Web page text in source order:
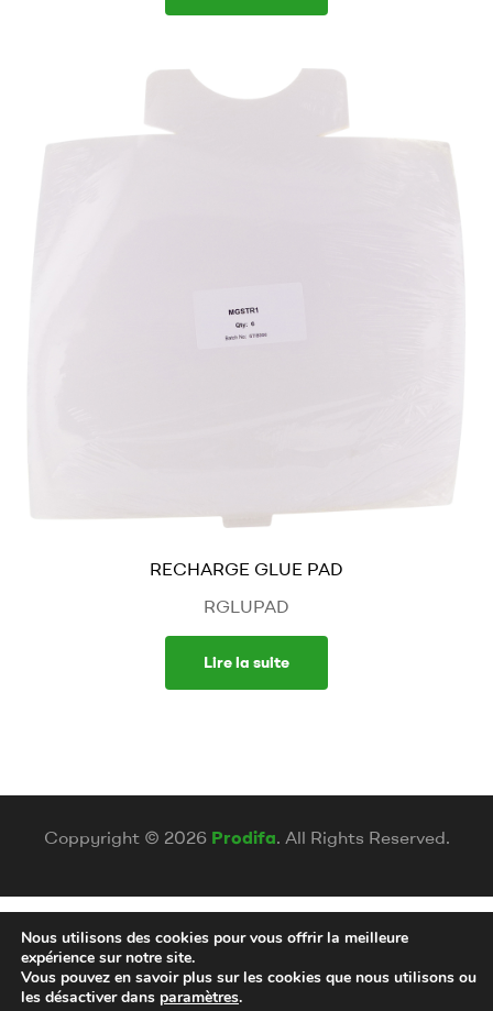
RECHARGE GLUE PAD
RGLUPAD
Lire la suite
Coppyright © 2026 Prodifa. All Rights Reserved.
Nous utilisons des cookies pour vous offrir la meilleure
expérience sur notre site.
Vous pouvez en savoir plus sur les cookies que nous utilisons ou
les désactiver dans paramètres.